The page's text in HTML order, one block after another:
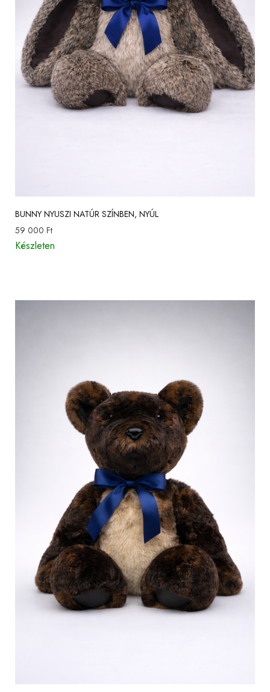
BUNNY NYUSZI NATÚR SZÍNBEN, NYÚL
59 000 Ft
Készleten